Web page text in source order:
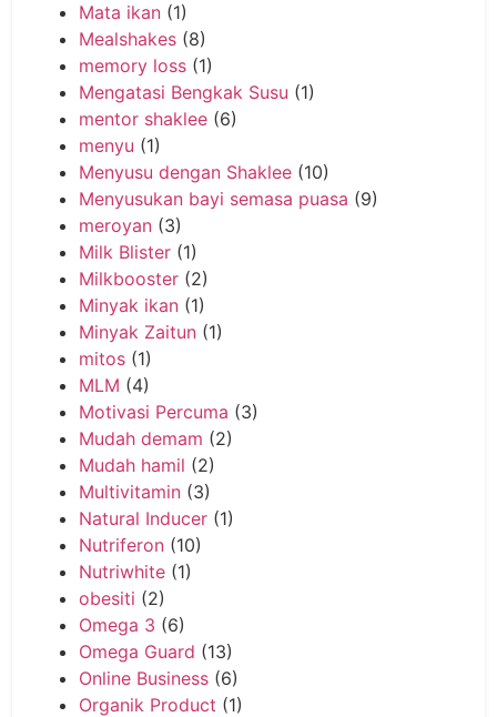
Mata ikan (1)
Mealshakes (8)
memory loss (1)
Mengatasi Bengkak Susu (1)
mentor shaklee (6)
menyu (1)
Menyusu dengan Shaklee (10)
Menyusukan bayi semasa puasa (9)
meroyan (3)
Milk Blister (1)
Milkbooster (2)
Minyak ikan (1)
Minyak Zaitun (1)
mitos (1)
MLM (4)
Motivasi Percuma (3)
Mudah demam (2)
Mudah hamil (2)
Multivitamin (3)
Natural Inducer (1)
Nutriferon (10)
Nutriwhite (1)
obesiti (2)
Omega 3 (6)
Omega Guard (13)
Online Business (6)
Organik Product (1)